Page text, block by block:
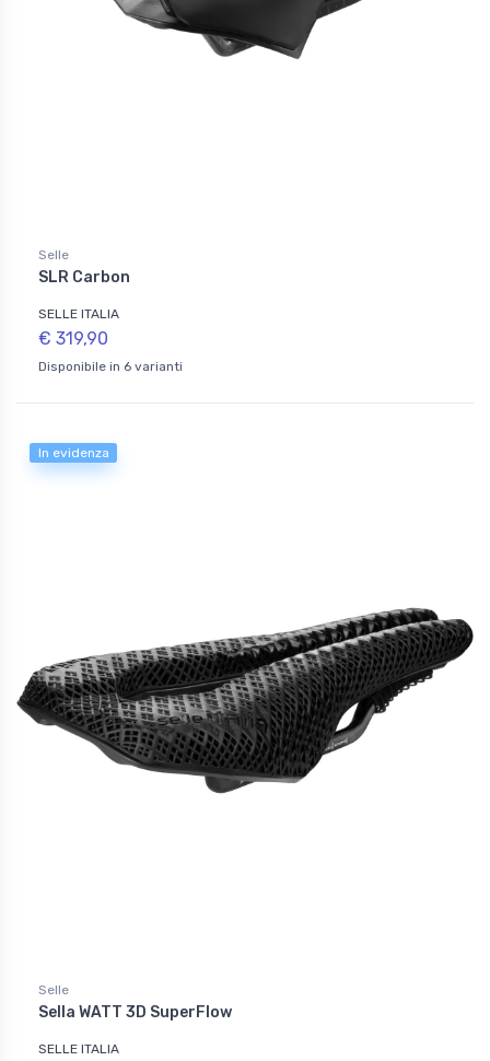
Selle
SLR Carbon
SELLE ITALIA
€ 319,90
Disponibile in 6 varianti
In evidenza
Selle
Sella WATT 3D SuperFlow
SELLE ITALIA